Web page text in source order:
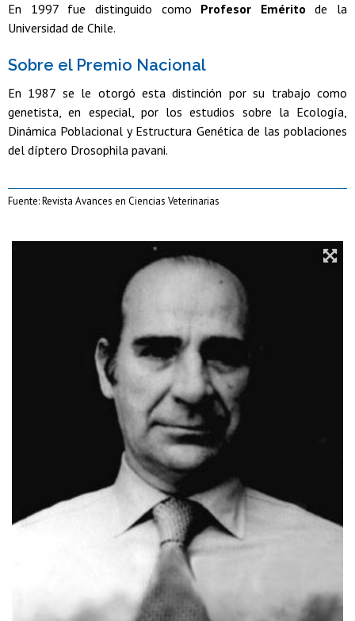
En 1997 fue distinguido como Profesor Emérito de la
Universidad de Chile.
Sobre el Premio Nacional
En 1987 se le otorgó esta distinción por su trabajo como
genetista, en especial, por los estudios sobre la Ecología,
Dinámica Poblacional y Estructura Genética de las poblaciones
del díptero Drosophila pavani.
Fuente: Revista Avances en Ciencias Veterinarias